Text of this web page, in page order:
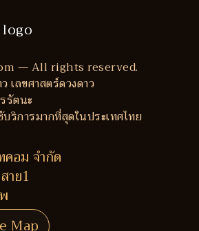
— All rights reserved.
เลขศาสตร์ดวงดาว
รัตนะ
ริการมากที่สุดในประเทศไทย
อม จำกัด
าย1
Map